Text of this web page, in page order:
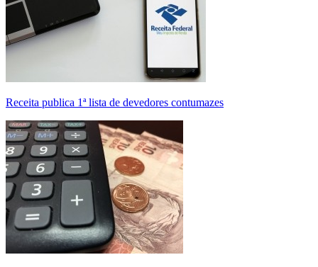
Receita publica 1ª lista de devedores contumazes